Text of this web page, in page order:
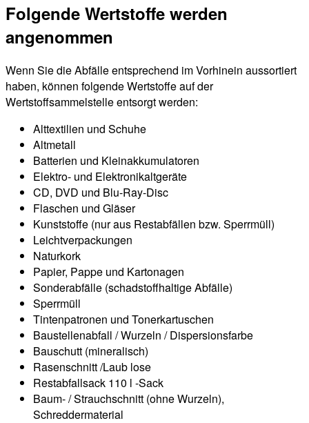
Folgende Wertstoffe werden
angenommen
Wenn Sie die Abfälle entsprechend im Vorhinein aussortiert
haben, können folgende Wertstoffe auf der
Wertstoffsammelstelle entsorgt werden:
Alttextilien und Schuhe
Altmetall
Batterien und Kleinakkumulatoren
Elektro- und Elektronikaltgeräte
CD, DVD und Blu-Ray-Disc
Flaschen und Gläser
Kunststoffe (nur aus Restabfällen bzw. Sperrmüll)
Leichtverpackungen
Naturkork
Papier, Pappe und Kartonagen
Sonderabfälle (schadstoffhaltige Abfälle)
Sperrmüll
Tintenpatronen und Tonerkartuschen
Baustellenabfall / Wurzeln / Dispersionsfarbe
Bauschutt (mineralisch)
Rasenschnitt /Laub lose
Restabfallsack 110 l -Sack
Baum- / Strauchschnitt (ohne Wurzeln),
Schreddermaterial